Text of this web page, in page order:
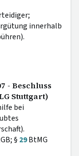
innerhalb
- Beschluss
Stuttgart)
bei
§ 29BtMG